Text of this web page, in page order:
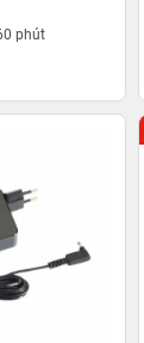
phút